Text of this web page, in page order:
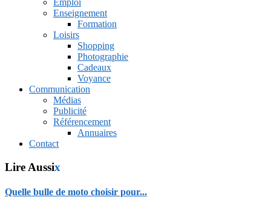
Emploi
Enseignement
Formation
Loisirs
Shopping
Photographie
Cadeaux
Voyance
Communication
Médias
Publicité
Référencement
Annuaires
Contact
Lire Aussix
Quelle bulle de moto choisir pour...